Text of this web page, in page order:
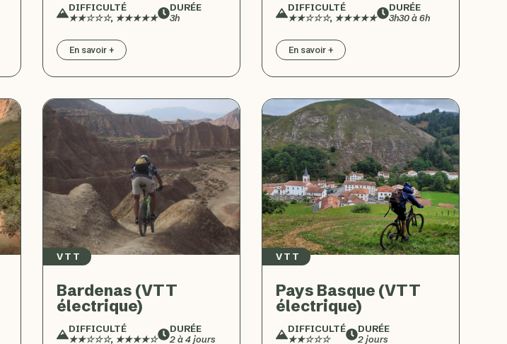
DIFFICULTÉ
★★☆☆☆, ★★★★★
DURÉE
3h
En savoir +
DIFFICULTÉ
★★☆☆☆, ★★★★★
DURÉE
3h30 à 6h
En savoir +
VTT
Bardenas (VTT
électrique)
DIFFICULTÉ
★★☆☆☆, ★★★★☆
DURÉE
2 à 4 jours
VTT
Pays Basque (VTT
électrique)
DIFFICULTÉ
★★☆☆☆
DURÉE
2 jours